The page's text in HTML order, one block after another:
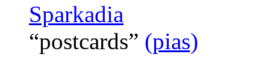
Sparkadia
“postcards” (pias)